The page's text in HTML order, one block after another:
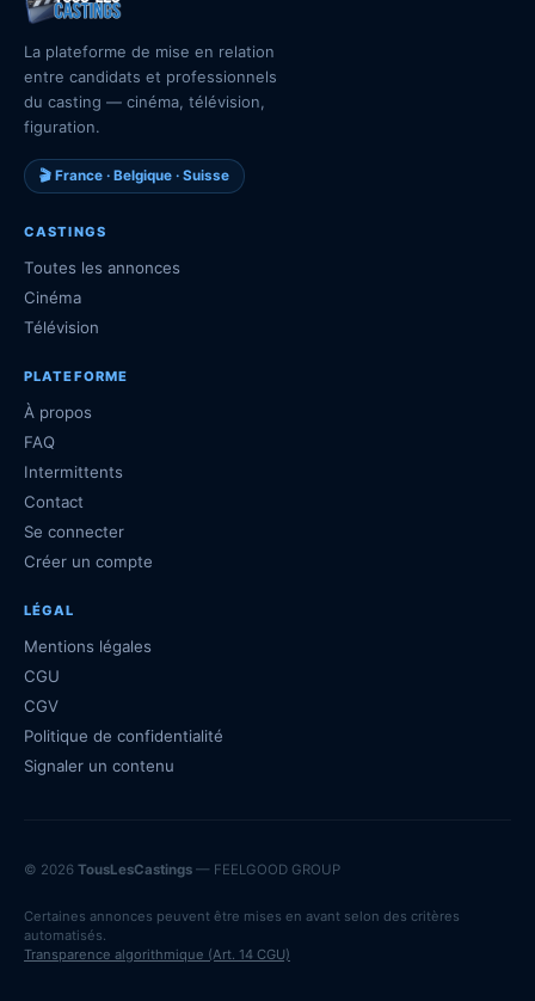
La plateforme de mise en relation
entre candidats et professionnels
du casting — cinéma, télévision,
figuration.
🎬 France · Belgique · Suisse
CASTINGS
Toutes les annonces
Cinéma
Télévision
PLATEFORME
À propos
FAQ
Intermittents
Contact
Se connecter
Créer un compte
LÉGAL
Mentions légales
CGU
CGV
Politique de confidentialité
Signaler un contenu
© 2026 TousLesCastings — FEELGOOD GROUP
Certaines annonces peuvent être mises en avant selon des critères
automatisés.
Transparence algorithmique (Art. 14 CGU)